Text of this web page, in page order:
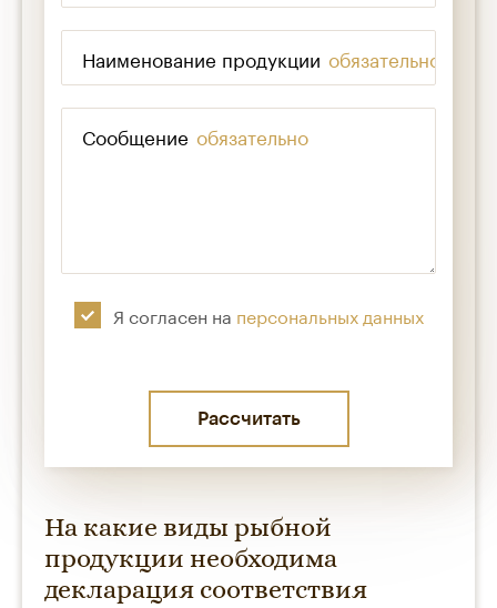
Наименование продукции *
Сообщение *
Я согласен на персональных данных
На какие виды рыбной
продукции необходима
декларация соответствия